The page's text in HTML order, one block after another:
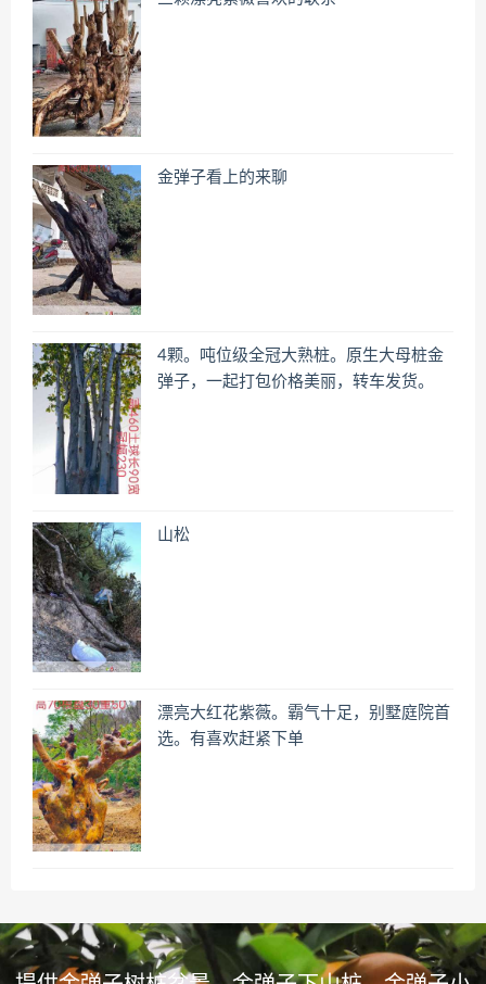
金弹子看上的来聊
4颗。吨位级全冠大熟桩。原生大母桩金
弹子，一起打包价格美丽，转车发货。
山松
漂亮大红花紫薇。霸气十足，别墅庭院首
选。有喜欢赶紧下单